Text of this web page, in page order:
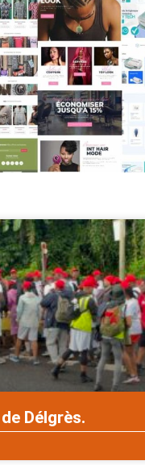
Délgrès.